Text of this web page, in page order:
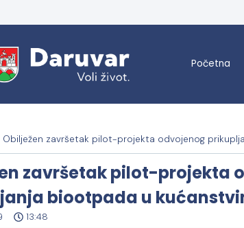
Početna
Obilježen završetak pilot-projekta odvojenog
završetak pilot-projekta
biootpada u
13:48